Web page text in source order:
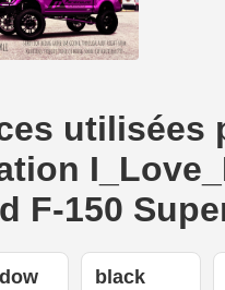
utilisées
F-150
black